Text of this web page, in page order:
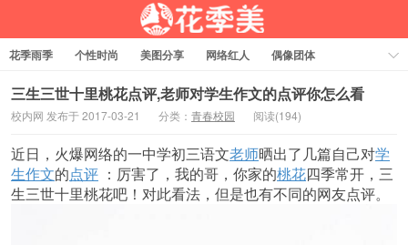
花季雨季 个性时尚 美图分享 网络红人
偶像团体
福利资源
热门排行
三生三世十里桃花点评,老师对学生作文的点评你怎么看
校内网 发布于 2017-03-21 分类： 青春校园 阅读(194)
近日，火爆网络的一中学初三语文老师晒出了几篇自己对学
生作文的点评 ：厉害了，我的哥，你家的桃花四季常开，三
生三世十里桃花吧！对此看法，但是也有不同的网友点评。